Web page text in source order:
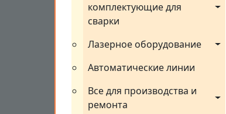
комплектующие для
сварки
Лазерное оборудование
Автоматические линии
Все для производства и
ремонта